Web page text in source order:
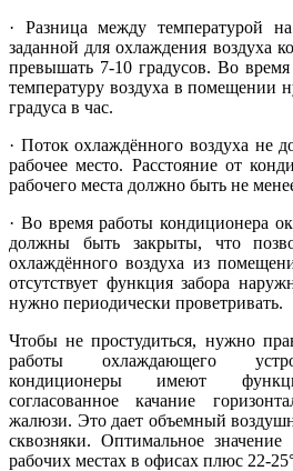
· Разница между температурой
заданной для охлаждения воздуха
превышать 7-10 градусов. Во
температуру воздуха в помещении
градуса в час.
· Поток охлаждённого воздуха не
рабочее место. Расстояние от
рабочего места должно быть не
· Во время работы кондиционера
должны быть закрыты, что
охлаждённого воздуха из
отсутствует функция забора
нужно периодически проветривать.
Чтобы не простудиться, нужно
работы охлаждающего
кондиционеры имеют
согласованное качание
жалюзи. Это дает объемный
сквозняки. Оптимальное
рабочих местах в офисах плюс 22-